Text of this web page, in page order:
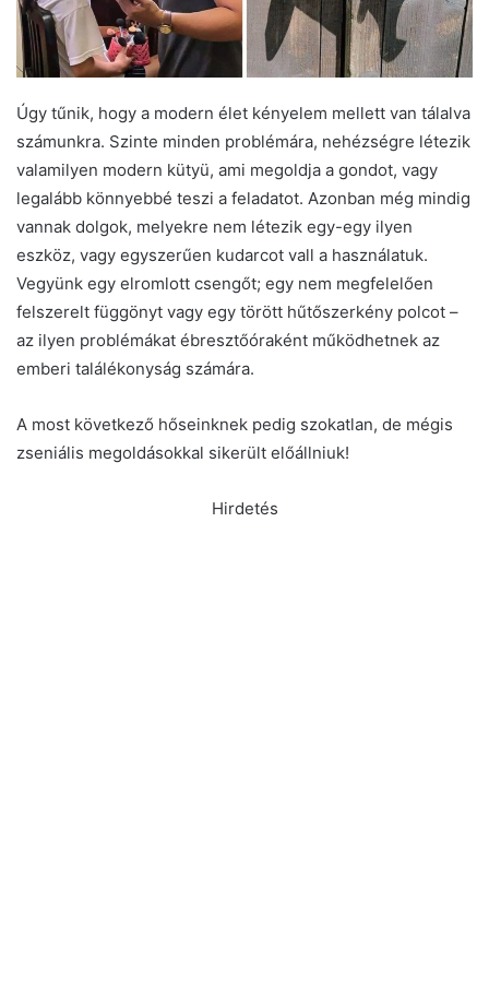
Úgy tűnik, hogy a modern élet kényelem mellett van tálalva
számunkra. Szinte minden problémára, nehézségre létezik
valamilyen modern kütyü, ami megoldja a gondot, vagy
legalább könnyebbé teszi a feladatot. Azonban még mindig
vannak dolgok, melyekre nem létezik egy-egy ilyen
eszköz, vagy egyszerűen kudarcot vall a használatuk.
Vegyünk egy elromlott csengőt; egy nem megfelelően
felszerelt függönyt vagy egy törött hűtőszerkény polcot –
az ilyen problémákat ébresztőóraként működhetnek az
emberi találékonyság számára.
A most következő hőseinknek pedig szokatlan, de mégis
zseniális megoldásokkal sikerült előállniuk!
Hirdetés